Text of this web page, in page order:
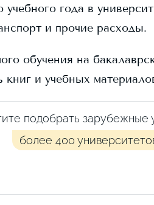
учебного года в
и прочие расходы.
обучения на
книг и учебных
подобрать зарубежные
более 400